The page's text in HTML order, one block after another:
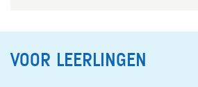
VOOR LEERLINGEN